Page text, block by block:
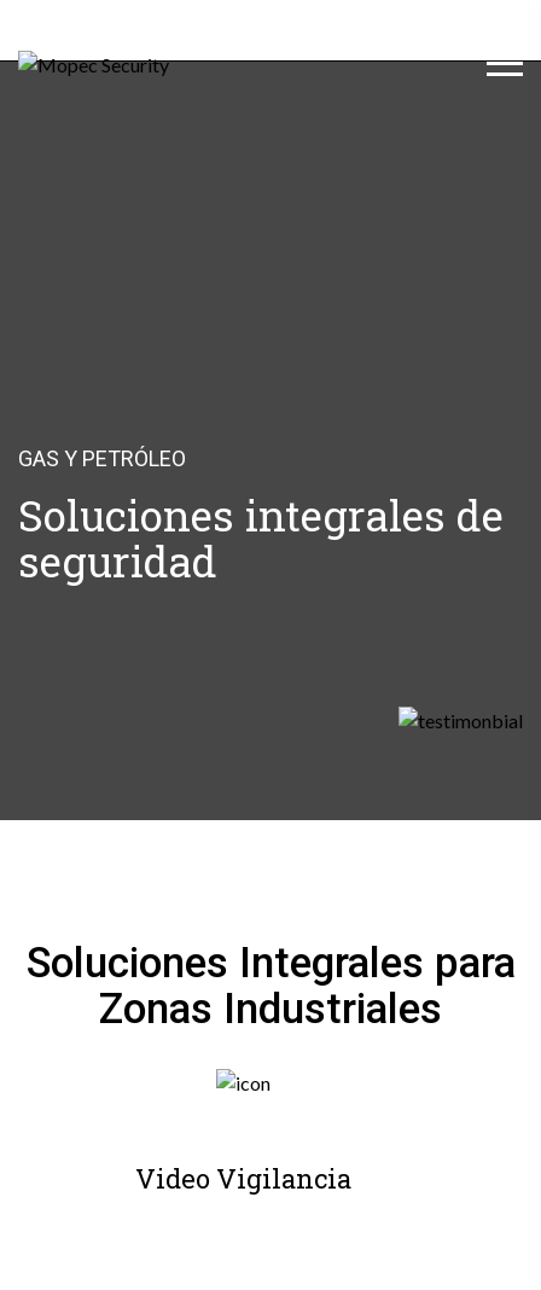
GAS Y PETRÓLEO
Soluciones integrales de
seguridad
Soluciones Integrales para
Zonas Industriales
Video Vigilancia